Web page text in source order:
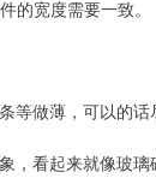
的宽度需要一致。
做薄，可以的
，看起来就像玻璃